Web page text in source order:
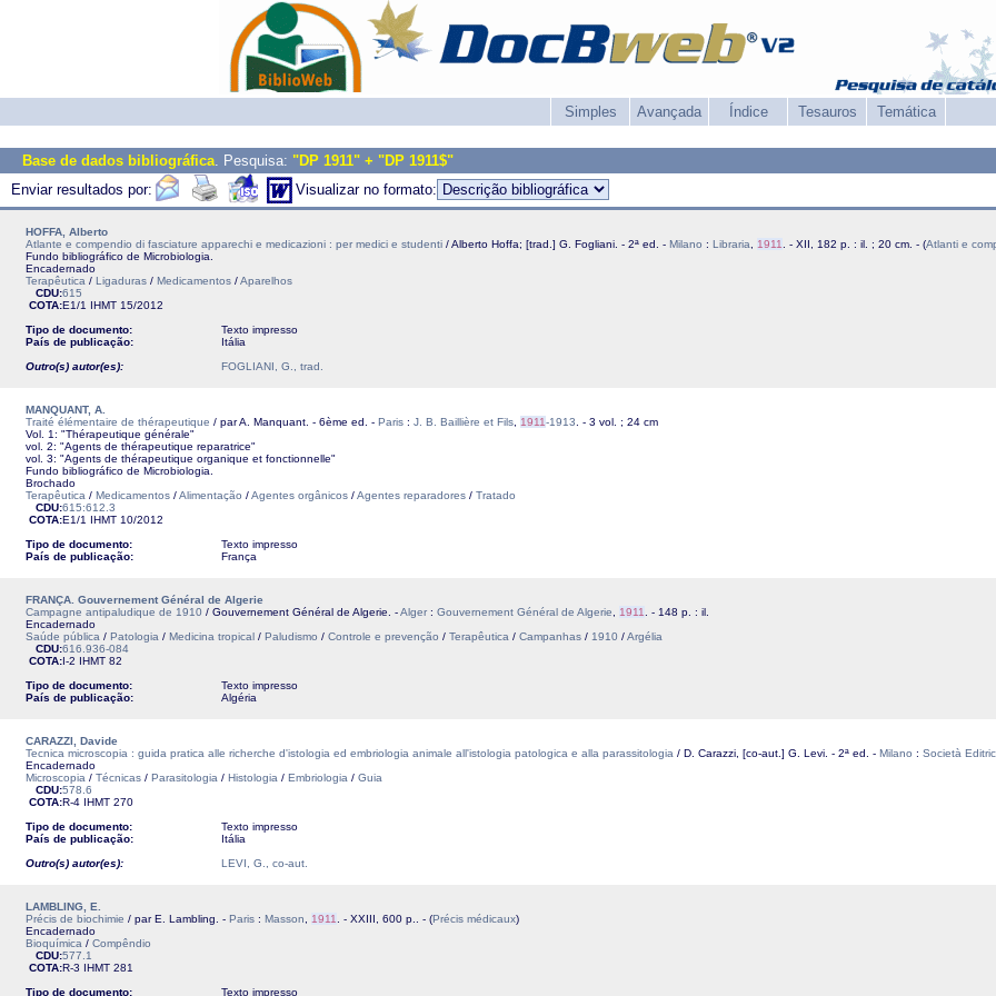
Simples Avançada Índice Tesauros Temática
Base de dados bibliográfica. Pesquisa: "DP 1911" + "DP 1911$"
Enviar resultados por:
Visualizar no formato:
HOFFA, Alberto
Atlante e compendio di fasciature apparechi e medicazioni : per medici e studenti / Alberto Hoffa; [trad.] G. Fogliani. - 2ª ed. - Milano : Libraria 1911 . - XII, 182 p. : il. ; 20 cm. - (Atlanti e
Fundo bibliográfico de Microbiologia.
Encadernado
Terapêutica / Ligaduras / Medicamentos /Aparelhos
CDU:615
COTA:E1/1 IHMT 15/2012
Tipo de documento:
Texto impresso
País de publicação:
Itália
Outro(s) autor(es):
FOGLIANI, G., trad.
MANQUANT, A.
Traité élémentaire de thérapeutique / par A. Manquant. - 6ème ed. - Paris : J. B. Baillière et Fils 1911-1913 . - 3 vol. ; 24 cm
Vol. 1: "Thérapeutique générale"
vol. 2: "Agents de thérapeutique reparatrice"
vol. 3: "Agents de thérapeutique organique et fonctionnelle"
Fundo bibliográfico de Microbiologia.
Brochado
Terapêutica / Medicamentos /Alimentação /Agentes orgânicos /Agentes reparadores / Tratado
CDU:615:612.3
COTA:E1/1 IHMT 10/2012
Tipo de documento:
Texto impresso
País de publicação:
França
FRANÇA. Gouvernement Général de Algerie
Campagne antipaludique de 1910 / Gouvernement Général de Algerie. -Alger : Gouvernement Général de Algerie 1911
. - 148 p. : il.
Encadernado
Saúde pública / Patologia / Medicina tropical / Paludismo / Controle e prevenção / Terapêutica / Campanhas / 1910 /Argélia
CDU:616.936-084
COTA:I-2 IHMT 82
Tipo de documento:
Texto impresso
País de publicação:
Algéria
CARAZZI, Davide
Tecnica microscopia : guida pratica alle richerche d'istologia ed embriologia animale all'istologia patologica e alla parassitologia / D. Carazzi, [co-aut.] G. Levi. - 2ª ed. - Milano : Società
Encadernado
Microscopia / Técnicas / Parasitologia / Histologia / Embriologia / Guia
CDU:578.6
COTA:R-4 IHMT 270
Tipo de documento:
Texto impresso
País de publicação:
Itália
Outro(s) autor(es):
LEVI, G., co-aut.
LAMBLING, E.
Précis de biochimie / par E. Lambling. - Paris : Masson 1911 . - XXIII, 600 p.. - (Précis médicaux)
Encadernado
Bioquímica / Compêndio
CDU:577.1
COTA:R-3 IHMT 281
Tipo de documento:
Texto impresso